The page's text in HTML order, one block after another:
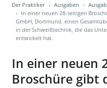
Der Praktiker Ausgaben
In einer neuen 28-seitigen
GmbH, Dortmund, einen
in der Schweißtechnik, die das
entwickelt hat.
In einer neuen
Broschüre gibt